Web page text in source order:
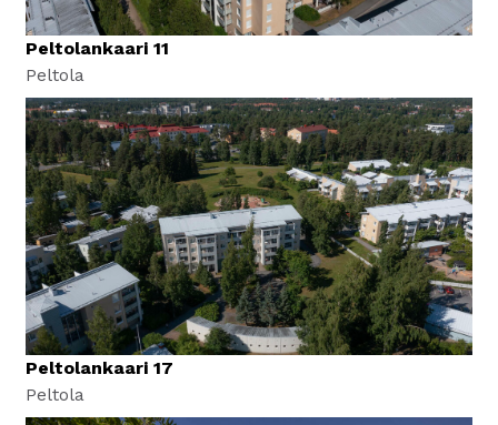
Peltolankaari 11
Peltola
Peltolankaari 17
Peltola